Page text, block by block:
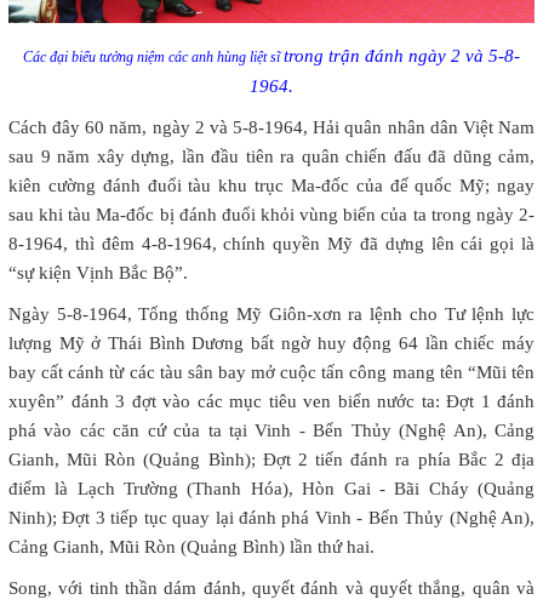
Các đại biểu tưởng niệm các anh hùng liệt sĩtrong trận đánh ngày 2 và 5-8-
1964.
Cách đây 60 năm, ngày 2 và 5-8-1964, Hải quân nhân dân Việt Nam
sau 9 năm xây dựng, lần đầu tiên ra quân chiến đấu đã dũng cảm,
kiên cường đánh đuổi tàu khu trục Ma-đốc của đế quốc Mỹ; ngay
sau khi tàu Ma-đốc bị đánh đuổi khỏi vùng biển của ta trong ngày 2-
8-1964, thì đêm 4-8-1964, chính quyền Mỹ đã dựng lên cái gọi là
“sự kiện Vịnh Bắc Bộ”.
Ngày 5-8-1964, Tổng thống Mỹ Giôn-xơn ra lệnh cho Tư lệnh lực
lượng Mỹ ở Thái Bình Dương bất ngờ huy động 64 lần chiếc máy
bay cất cánh từ các tàu sân bay mở cuộc tấn công mang tên “Mũi tên
xuyên” đánh 3 đợt vào các mục tiêu ven biển nước ta: Đợt 1 đánh
phá vào các căn cứ của ta tại Vinh - Bến Thủy (Nghệ An), Cảng
Gianh, Mũi Ròn (Quảng Bình); Đợt 2 tiến đánh ra phía Bắc 2 địa
điểm là Lạch Trường (Thanh Hóa), Hòn Gai - Bãi Cháy (Quảng
Ninh); Đợt 3 tiếp tục quay lại đánh phá Vinh - Bến Thủy (Nghệ An),
Cảng Gianh, Mũi Ròn (Quảng Bình) lần thứ hai.
Song, với tinh thần dám đánh, quyết đánh và quyết thắng, quân và